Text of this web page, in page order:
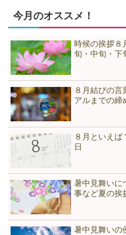
今月のオススメ！
時候の挨拶８
旬・中旬・下
８月結びの言
アルまでの締
８月といえば
日
暑中見舞いに
事など夏の挨
暑中見舞いの